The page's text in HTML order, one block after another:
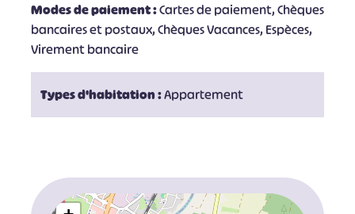
Modes de paiement :Cartes de paiement, Chèques
bancaires et postaux, Chèques Vacances, Espèces,
Virement bancaire
Types d'habitation :Appartement